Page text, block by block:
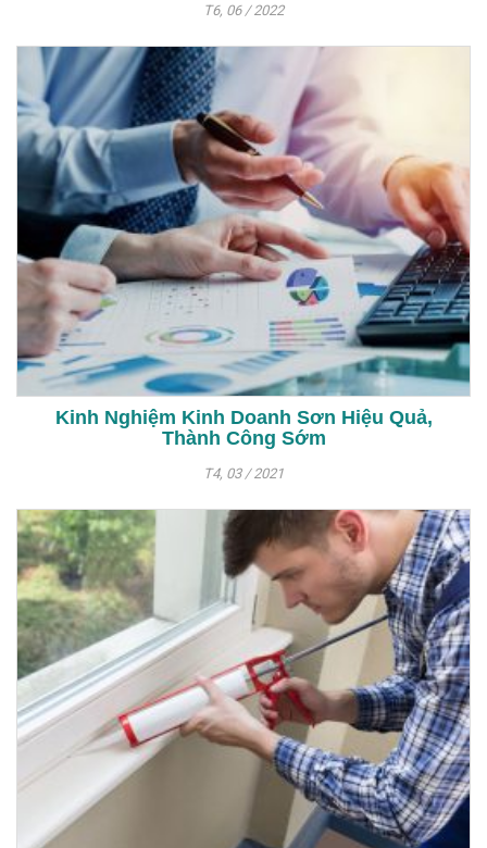
T6, 06 / 2022
Kinh Nghiệm Kinh Doanh Sơn Hiệu Quả,
Thành Công Sớm
T4, 03 / 2021